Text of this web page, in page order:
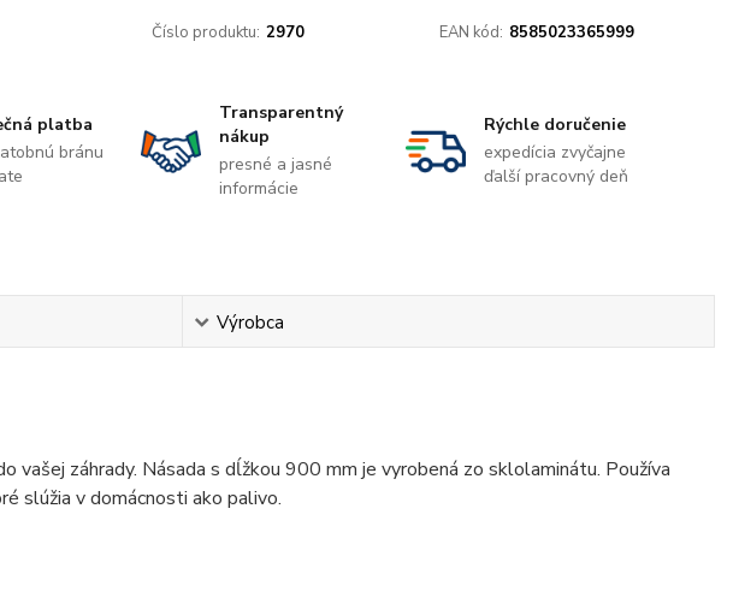
Číslo produktu: 2970 EAN kód: 8585023365999
platba
bránu
Transparentný
nákup
presné a jasné
informácie
Rýchle doručenie
expedícia zvyčajne
ďalší pracovný deň
Výrobca
vašej záhrady. Násada s dĺžkou 900 mm je vyrobená zo sklolaminátu. Používa
slúžia v domácnosti ako palivo.